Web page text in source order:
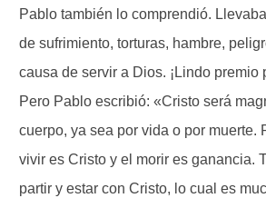
Pablo también lo comprendió.
de sufrimiento, torturas, hambre,
causa de servir a Dios. ¡Lindo premio
Pero Pablo escribió: «Cristo será
cuerpo, ya sea por vida o por muerte.
vivir es Cristo y el morir es ganancia.
partir y estar con Cristo, lo cual es